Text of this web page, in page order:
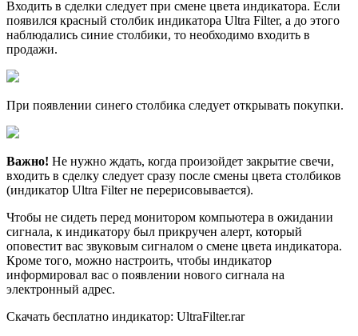
Входить в сделки следует при смене цвета индикатора. Если
появился красный столбик индикатора Ultra Filter, а до этого
наблюдались синие столбики, то необходимо входить в
продажи.
При появлении синего столбика следует открывать покупки.
Важно! Не нужно ждать, когда произойдет закрытие свечи,
входить в сделку следует сразу после смены цвета столбиков
(индикатор Ultra Filter не перерисовывается).
Чтобы не сидеть перед монитором компьютера в ожидании
сигнала, к индикатору был прикручен алерт, который
оповестит вас звуковым сигналом о смене цвета индикатора.
Кроме того, можно настроить, чтобы индикатор
информировал вас о появлении нового сигнала на
электронный адрес.
Скачать бесплатно индикатор: UltraFilter.rar